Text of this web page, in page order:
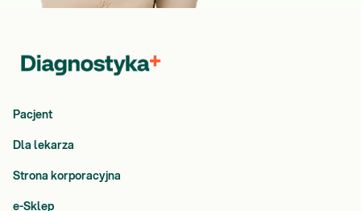
Pacjent
Dla lekarza
Strona korporacyjna
e-Sklep